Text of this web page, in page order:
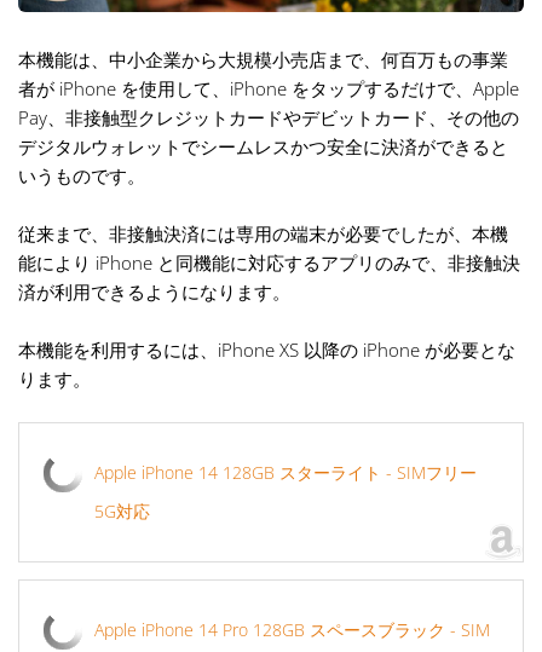
本機能は、中小企業から大規模小売店まで、何百万もの事業
者が iPhone を使用して、iPhone をタップするだけで、Apple
Pay、非接触型クレジットカードやデビットカード、その他の
デジタルウォレットでシームレスかつ安全に決済ができると
いうものです。
従来まで、非接触決済には専用の端末が必要でしたが、本機
能により iPhone と同機能に対応するアプリのみで、非接触決
済が利用できるようになります。
本機能を利用するには、iPhone XS 以降の iPhone が必要とな
ります。
Apple iPhone 14 128GB スターライト - SIMフリー
5G対応
Apple iPhone 14 Pro 128GB スペースブラック - SIM